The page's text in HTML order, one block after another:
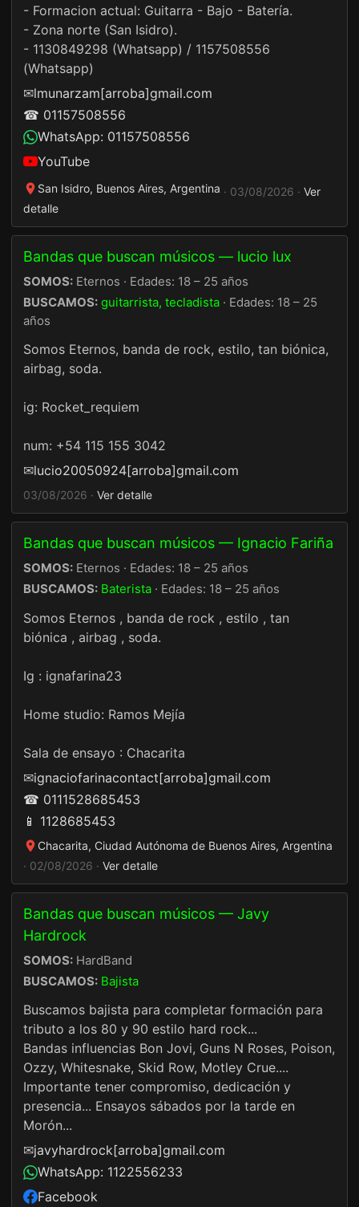
- Formacion actual: Guitarra - Bajo - Batería.
- Zona norte (San Isidro).
- 1130849298 (Whatsapp) / 1157508556
(Whatsapp)
✉lmunarzam[arroba]gmail.com
☎ 01157508556
WhatsApp: 01157508556
YouTube
San Isidro, Buenos Aires, Argentina · 03/08/2026 · Ver
detalle
Bandas que buscan músicos — lucio lux
SOMOS: Eternos · Edades: 18 – 25 años
BUSCAMOS: guitarrista, tecladista · Edades: 18 – 25
años
Somos Eternos, banda de rock, estilo, tan biónica,
airbag, soda.
ig: Rocket_requiem
num: +54 115 155 3042
✉lucio20050924[arroba]gmail.com
03/08/2026 · Ver detalle
Bandas que buscan músicos — Ignacio Fariña
SOMOS: Eternos · Edades: 18 – 25 años
BUSCAMOS: Baterista · Edades: 18 – 25 años
Somos Eternos , banda de rock , estilo , tan
biónica , airbag , soda.
Ig : ignafarina23
Home studio: Ramos Mejía
Sala de ensayo : Chacarita
✉ignaciofarinacontact[arroba]gmail.com
☎ 0111528685453
📱 1128685453
Chacarita, Ciudad Autónoma de Buenos Aires, Argentina
· 02/08/2026 · Ver detalle
Bandas que buscan músicos — Javy
Hardrock
SOMOS: HardBand
BUSCAMOS: Bajista
Buscamos bajista para completar formación para
tributo a los 80 y 90 estilo hard rock...
Bandas influencias Bon Jovi, Guns N Roses, Poison,
Ozzy, Whitesnake, Skid Row, Motley Crue....
Importante tener compromiso, dedicación y
presencia... Ensayos sábados por la tarde en
Morón...
✉javyhardrock[arroba]gmail.com
WhatsApp: 1122556233
Facebook